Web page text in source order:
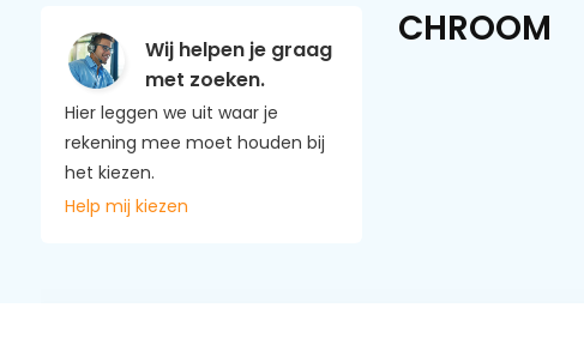
Wij helpen je graag
met zoeken.
Hier leggen we uit waar je
rekening mee moet houden bij
het kiezen.
Help mij kiezen
CHROOM